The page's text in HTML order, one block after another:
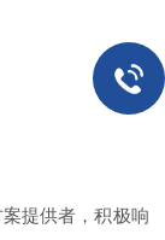
提供者，积极响